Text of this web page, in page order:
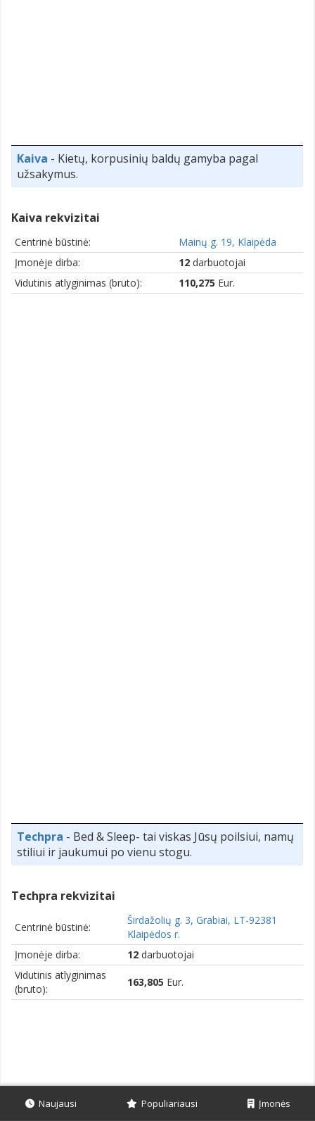
Kaiva - Kietų, korpusinių baldų gamyba pagal
užsakymus.
Kaiva rekvizitai
Centrinė būstinė:
Mainų g. 19, Klaipėda
Įmonėje dirba:
12 darbuotojai
Vidutinis atlyginimas (bruto):
110,275 Eur.
Techpra - Bed & Sleep- tai viskas Jūsų poilsiui, namų
stiliui ir jaukumui po vienu stogu.
Techpra rekvizitai
Centrinė būstinė:
Širdažolių g. 3, Grabiai, LT-92381
Klaipėdos r.
Įmonėje dirba:
12 darbuotojai
Vidutinis atlyginimas
(bruto):
163,805 Eur.
Naujausi Populiariausi Įmonės